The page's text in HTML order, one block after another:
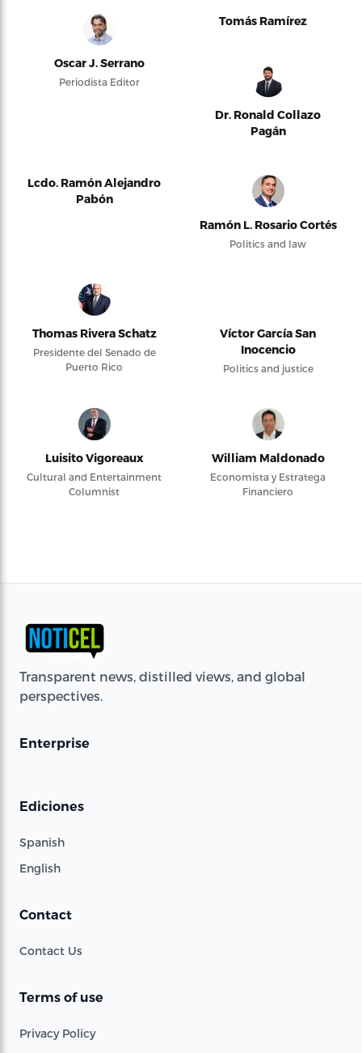
Oscar J. Serrano
Periodista Editor
Tomás Ramírez
Dr. Ronald Collazo
Pagán
Lcdo. Ramón Alejandro
Pabón
Ramón L. Rosario Cortés
Politics and law
Thomas Rivera Schatz
Presidente del Senado de
Puerto Rico
Víctor García San
Inocencio
Politics and justice
Luisito Vigoreaux
Cultural and Entertainment
Columnist
William Maldonado
Economista y Estratega
Financiero
Transparent news, distilled views, and global
perspectives.
Enterprise
Ediciones
Spanish
English
Contact
Contact Us
Terms of use
Privacy Policy